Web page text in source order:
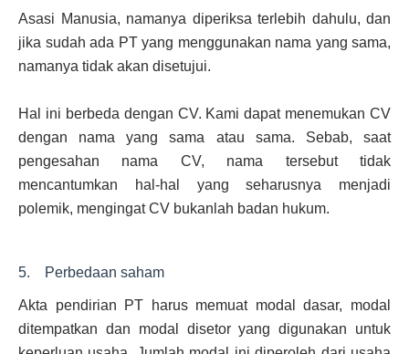
Asasi Manusia, namanya diperiksa terlebih dahulu, dan
jika sudah ada PT yang menggunakan nama yang sama,
namanya tidak akan disetujui.
Hal ini berbeda dengan CV. Kami dapat menemukan CV
dengan nama yang sama atau sama. Sebab, saat
pengesahan nama CV, nama tersebut tidak
mencantumkan hal-hal yang seharusnya menjadi
polemik, mengingat CV bukanlah badan hukum.
5. Perbedaan saham
Akta pendirian PT harus memuat modal dasar, modal
ditempatkan dan modal disetor yang digunakan untuk